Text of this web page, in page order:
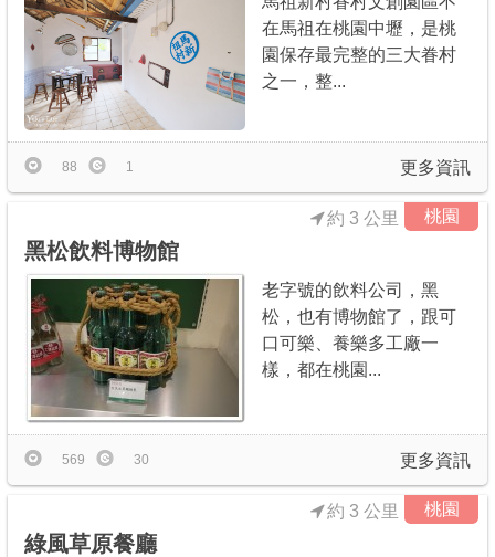
在馬祖在桃園中壢，是桃
園保存最完整的三大眷村
之一，整...
更多資訊
88 1
桃園
黑松飲料博物館‎
約 3 公里
老字號的飲料公司，黑
松，也有博物館了，跟可
口可樂、養樂多工廠一
樣，都在桃園...
更多資訊
569 30
桃園
綠風草原餐廳
約 3 公里